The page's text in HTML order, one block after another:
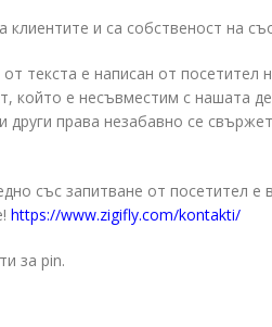
и са собственост на
текста е написан от посетител
който е несъвместим с нашата
права незабавно се
със запитване от посетител
https://www.zigifly.com/kontakti/
за pin.